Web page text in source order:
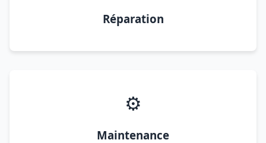
Réparation
⚙️
Maintenance